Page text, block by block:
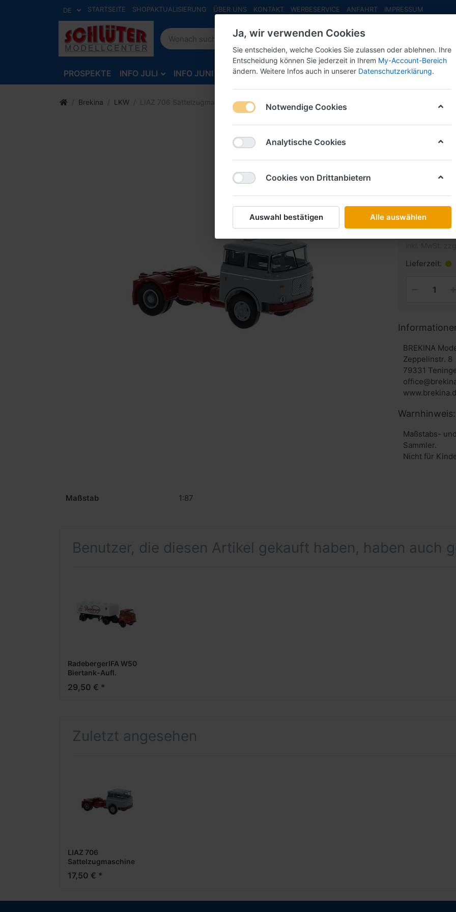
DE STARTSEITE SHOPAKTUALISIERUNG ÜBER UNS KONTAKT WERBESERVICE ANFAHRT IMPRESSUM
PROSPEKTE INFO JULI INFO JUNI INFO MAI NEU EINGETROFFEN NEUHEITEN
Brekina LKW LIAZ 706 Sattelzugmaschine solo, -grau-
Brekina
LIAZ
solo, -
17,50 €
Lieferzeit:
BREKINA
Zeppelinstr. 8
79331
Warnhinweis:
Maßstabs-
Sammler.
Nicht für
Maßstab 1:87
Benutzer, die diesen Artikel gekauft haben, haben auch
RadebergerIFA W50
Biertank-Aufl.
29,50 € *
Zuletzt angesehen
LIAZ 706
Sattelzugmaschine
solo, -grau-
17,50 € *
Ja, wir verwenden Cookies
Sie entscheiden, welche Cookies Sie zulassen oder ablehnen. Ihre
Entscheidung können Sie jederzeit in Ihrem My-Account-Bereich
ändern. Weitere Infos auch in unserer Datenschutzerklärung.
Notwendige Cookies
Analytische Cookies
Cookies von Drittanbietern
Auswahl bestätigen Alle auswählen